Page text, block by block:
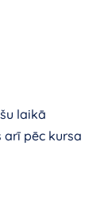
laikā
pēc kursa